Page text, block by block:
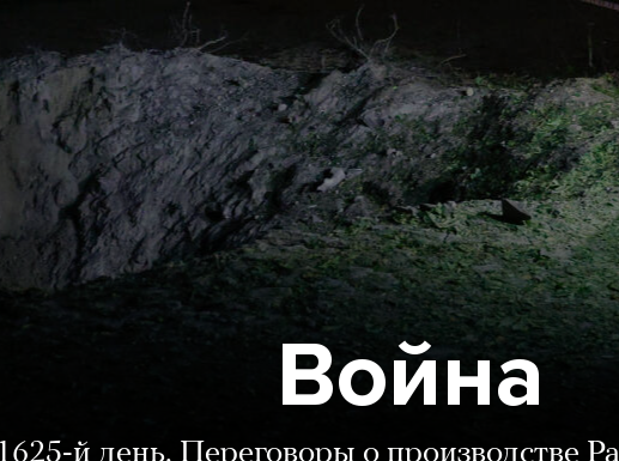
Война
1625-й день. Переговоры о производстве